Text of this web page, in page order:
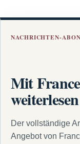
NACHRICHTEN-
Mit
weiterlesen
Der vollständige
Angebot von